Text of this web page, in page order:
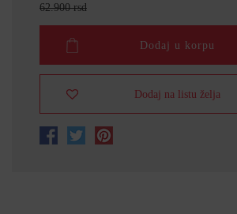
62.900 rsd
Dodaj u korpu
Dodaj na listu želja